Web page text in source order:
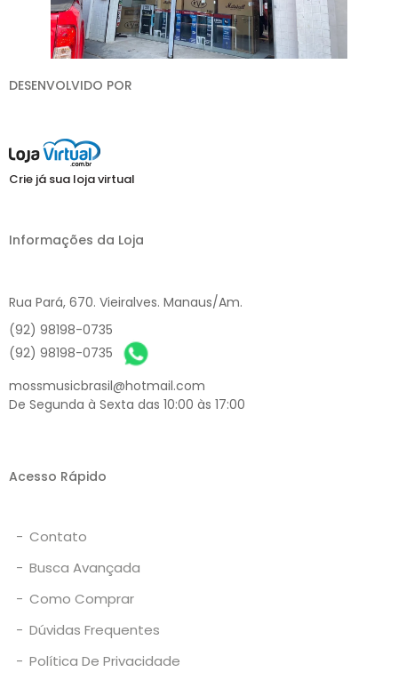
DESENVOLVIDO POR
Crie já sua loja virtual
Informações da Loja
Rua Pará, 670. Vieiralves. Manaus/Am.
(92) 98198-0735
(92) 98198-0735
mossmusicbrasil@hotmail.com
De Segunda à Sexta das 10:00 às 17:00
Acesso Rápido
- Contato
- Busca Avançada
- Como Comprar
- Dúvidas Frequentes
- Política De Privacidade